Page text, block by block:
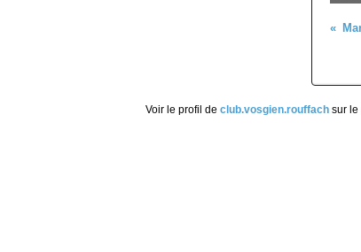
Voir le profil de club.vosgien.rouffach sur le